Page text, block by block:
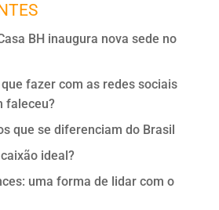
BH inaugura nova sede no
que fazer com as redes sociais
faleceu?
que se diferenciam do Brasil
ideal?
uma forma de lidar com o